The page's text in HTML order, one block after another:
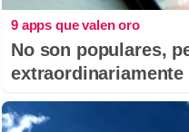
9 apps que valen oro
No son populares,